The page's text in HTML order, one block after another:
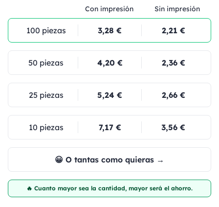
Con impresión Sin impresión
100 piezas 3,28 € 2,21 €
50 piezas 4,20 € 2,36 €
25 piezas 5,24 € 2,66 €
10 piezas 7,17 € 3,56 €
😀 O tantas como quieras →
🔥 Cuanto mayor sea la cantidad, mayor será el ahorro.